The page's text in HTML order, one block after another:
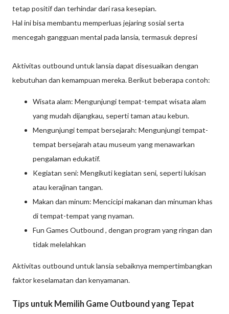
tetap positif dan terhindar dari rasa kesepian.
Hal ini bisa membantu memperluas jejaring sosial serta
mencegah gangguan mental pada lansia, termasuk depresi
Aktivitas outbound untuk lansia dapat disesuaikan dengan
kebutuhan dan kemampuan mereka. Berikut beberapa contoh:
Wisata alam: Mengunjungi tempat-tempat wisata alam
yang mudah dijangkau, seperti taman atau kebun.
Mengunjungi tempat bersejarah: Mengunjungi tempat-
tempat bersejarah atau museum yang menawarkan
pengalaman edukatif.
Kegiatan seni: Mengikuti kegiatan seni, seperti lukisan
atau kerajinan tangan.
Makan dan minum: Mencicipi makanan dan minuman khas
di tempat-tempat yang nyaman.
Fun Games Outbound , dengan program yang ringan dan
tidak melelahkan
Aktivitas outbound untuk lansia sebaiknya mempertimbangkan
faktor keselamatan dan kenyamanan.
Tips untuk Memilih Game Outbound yang Tepat